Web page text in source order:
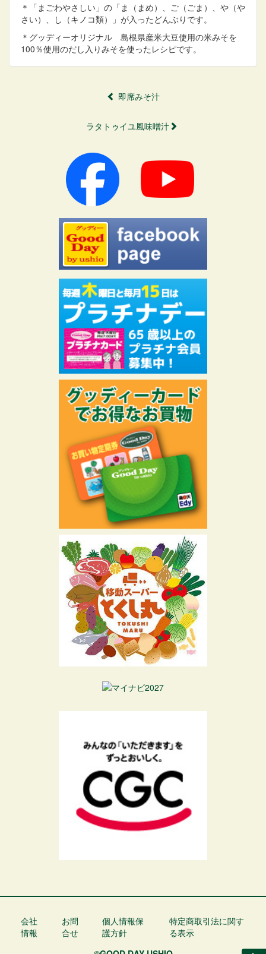
＊「まごわやさしい」の「ま（まめ）、ご（ごま）、や（や
さい）、し（キノコ類）」が入ったどんぶりです。
＊グッディーオリジナル 島根県産米大豆使用の米みそを
100％使用のだし入りみそを使ったレシピです。
即席みそ汁
ラタトゥイユ風味噌汁
フ
ッ
会社
情報
お問
合せ
個人情報保
護方針
特定商取引法に関す
る表示